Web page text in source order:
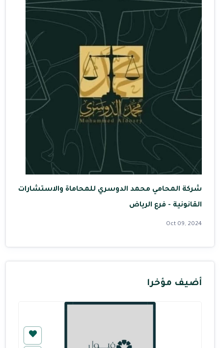
شركة المحامي محمد الدوسري للمحاماة والاستشارات
القانونية - فرع الرياض
Oct 09, 2024
أضيف مؤخرا